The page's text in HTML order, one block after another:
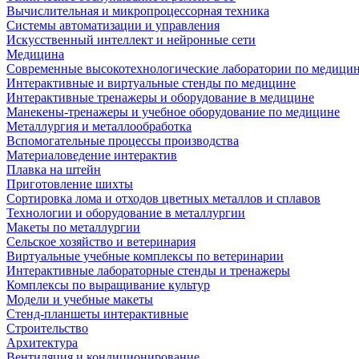
Вычислительная и микропроцессорная техника
Системы автоматизации и управления
Искусственный интеллект и нейронные сети
Медицина
Современные высокотехнологические лаборатории по
Интерактивные и виртуальные стенды по медицине
Интерактивные тренажеры и оборудование в медицине
Манекены-тренажеры и учебное оборудование по медицине
Металлургия и металлообработка
Вспомогательные процессы производства
Материаловедение интерактив
Плавка на штейн
Приготовление шихты
Сортировка лома и отходов цветных металлов и сплавов
Технологии и оборудование в металлургии
Макеты по металлургии
Сельское хозяйство и ветеринария
Виртуальные учебные комплексы по ветеринарии
Интерактивные лабораторные стенды и тренажеры
Комплексы по выращивание культур
Модели и учебные макеты
Стенд-планшеты интерактивные
Строительство
Архитектура